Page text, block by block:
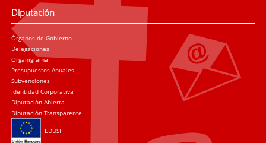
Diputación
Órganos de Gobierno
Delegaciones
Organigrama
Presupuestos Anuales
Subvenciones
Identidad Corporativa
Diputación Abierta
Diputación Transparente
EDUSI